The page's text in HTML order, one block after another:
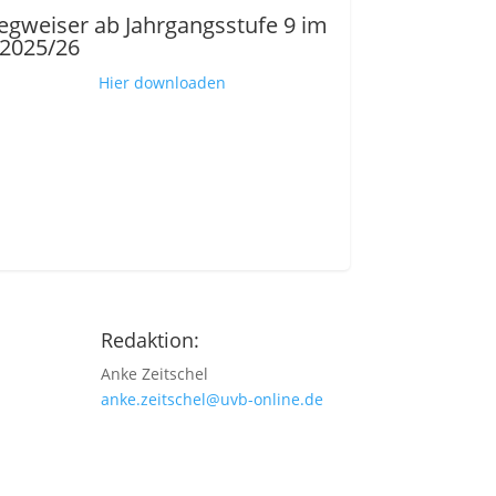
ab Jahrgangsstufe 9 im
2025/26
Hier downloaden
Redaktion:
Anke Zeitschel
anke.zeitschel@uvb-online.de